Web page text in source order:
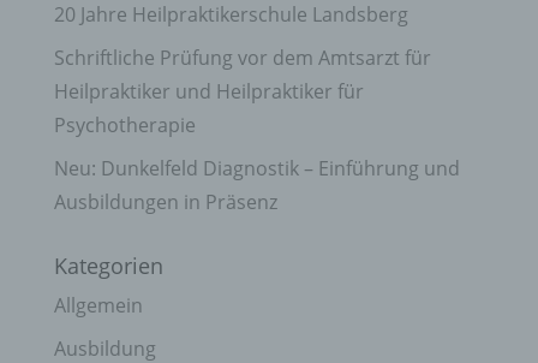
20 Jahre Heilpraktikerschule Landsberg
Schriftliche Prüfung vor dem Amtsarzt für
Heilpraktiker und Heilpraktiker für
Psychotherapie
Neu: Dunkelfeld Diagnostik – Einführung und
Ausbildungen in Präsenz
Kategorien
Allgemein
Ausbildung